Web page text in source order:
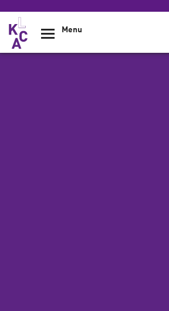
Overslaan en naar de inhoud
Menu